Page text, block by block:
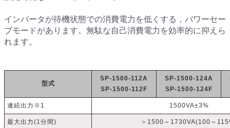
インバータが待機状態での消費電力を低くする，パワーセー
ブモードがあります。無駄な自己消費電力を効率的に抑えら
れます。
型式
SP-1500-112A
SP-1500-112F
SP-1500-124A
SP-1500-124F
連続出力※1 1500VA±3%
最大出力(1分間) ＞1500～1730VA(100～